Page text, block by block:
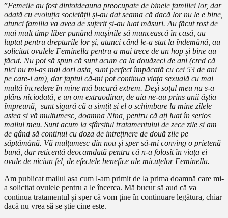
”Femeile au fost dintotdeauna preocupate de binele familiei lor, dar
odată cu evoluția societății și-au dat seama că dacă lor nu le e bine,
atunci familia va avea de suferit și-au luat măsuri. Au făcut rost de
mai mult timp liber punând mașinile să muncească în casă, au
luptat pentru drepturile lor și, atunci când le-a stat la îndemână, au
solicitat ovulele Feminella pentru a mai trece de un hop și bine au
făcut. Nu pot să spun că sunt acum ca la douăzeci de ani (cred că
nici nu mi-aș mai dori asta, sunt perfect împăcată cu cei 53 de ani
pe care-i am), dar faptul că-mi pot continua viața sexuală cu mai
multă încredere în mine mă bucură extrem. Deși soțul meu nu s-a
plâns niciodată, e un om extraodinar, de aia ne-au prins anii ăștia
împreună, sunt sigură că a simțit și el o schimbare la mine zilele
astea și vă multumesc, doamna Nina, pentru că ați luat în serios
mailul meu. Sunt acum la sfârșitul tratamentului de zece zile și am
de gând să continui cu doza de intreținere de două zile pe
săptămână. Vă mulțumesc din nou și sper să-mi conving o prietenă
bună, dar reticentă deocamdată pentru că n-a folosit în viața ei
ovule de niciun fel, de efectele benefice ale micuțelor Feminella.
Am publicat mailul așa cum l-am primit de la prima doamnă care mi-
a solicitat ovulele pentru a le încerca. Mă bucur să aud că va
continua tratamentul și sper că vom ține în continuare legătura, chiar
dacă nu vrea să se știe cine este.